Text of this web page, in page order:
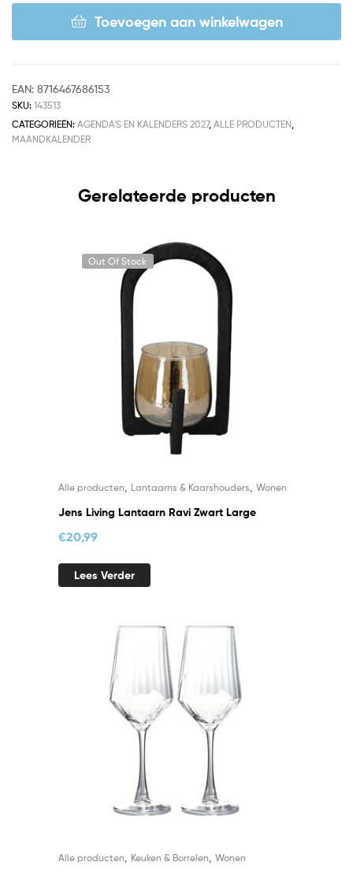
Toevoegen aan winkelwagen
EAN: 8716467686153
SKU: 143513
CATEGORIEËN: AGENDA'S EN KALENDERS 2027, ALLE PRODUCTEN
MAANDKALENDER
Gerelateerde producten
Out Of Stock
Alle producten Lantaarns & Kaarshouders Wonen
Jens Living Lantaarn Ravi Zwart Large
€20,99
Lees Verder
Alle producten Keuken & Borrelen Wonen